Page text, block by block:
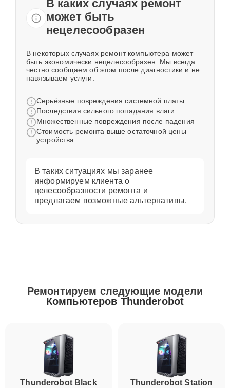
В каких случаях ремонт
может быть
нецелесообразен
В некоторых случаях ремонт компьютера может
быть экономически нецелесообразен. Мы всегда
честно сообщаем об этом после диагностики и не
навязываем услуги.
Серьёзные повреждения системной платы
Последствия сильного попадания влаги
Множественные повреждения после падения
Стоимость ремонта выше остаточной цены
устройства
В таких ситуациях мы заранее
информируем клиента о
целесообразности ремонта и
предлагаем возможные альтернативы.
Ремонтируем следующие модели
Компьютеров Thunderobot
Thunderobot Black
Thunderobot Station